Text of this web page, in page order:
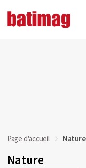
Page d'accueil Nature
Nature